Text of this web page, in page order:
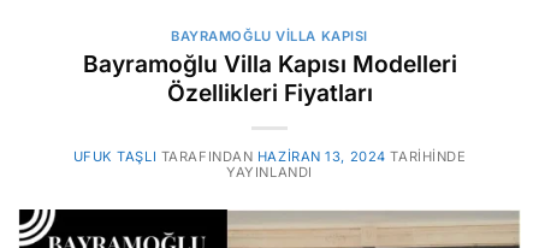
BAYRAMOĞLU VILLA KAPISI
Bayramoğlu Villa Kapısı Modelleri
Özellikleri Fiyatları
UFUK TAŞLI TARAFINDAN HAZIRAN 13, 2024 TARIHINDE
YAYINLANDI